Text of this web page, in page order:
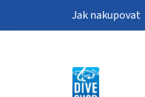
Jak nakupovat